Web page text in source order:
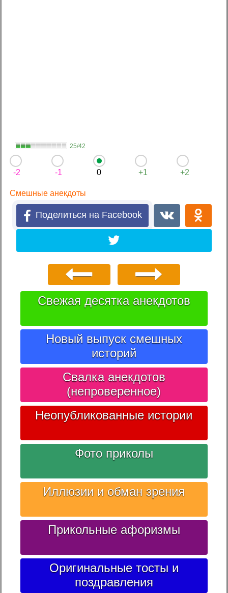
25/42
-2 -1 0 +1 +2
Смешные анекдоты
Поделиться на Facebook
Свежая десятка анекдотов
Новый выпуск смешных
историй
Свалка анекдотов
(непроверенное)
Неопубликованные истории
Фото приколы
Иллюзии и обман зрения
Прикольные афоризмы
Оригинальные тосты и
поздравления